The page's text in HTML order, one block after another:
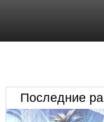
Последние